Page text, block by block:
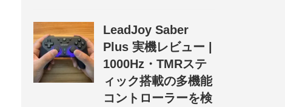
LeadJoy Saber
Plus 実機レビュー |
1000Hz・TMRステ
ィック搭載の多機能
コントローラーを検